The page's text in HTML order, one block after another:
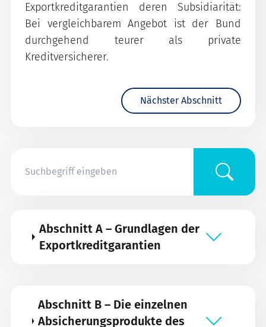
Exportkreditgarantien deren Subsidiarität:
Bei vergleichbarem Angebot ist der Bund
durchgehend teurer als private
Kreditversicherer.
Nächster Abschnitt
Abschnitt A – Grundlagen der
Exportkreditgarantien
Abschnitt B – Die einzelnen
Absicherungsprodukte des